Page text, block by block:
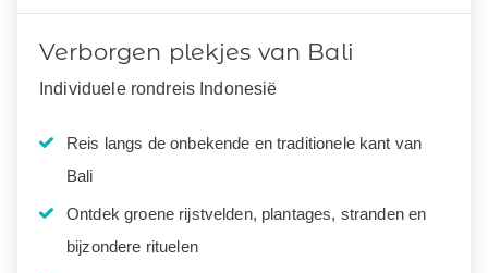
Verborgen plekjes van Bali
Individuele rondreis Indonesië
Reis langs de onbekende en traditionele kant van
Bali
Ontdek groene rijstvelden, plantages, stranden en
bijzondere rituelen